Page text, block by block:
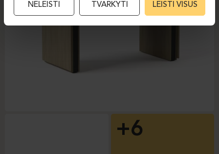
+6
NELEISTI TVARKYTI LEISTI VISUS